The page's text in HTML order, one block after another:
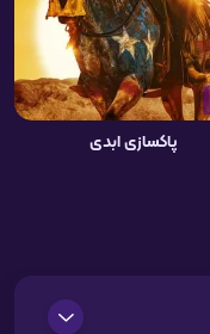
پاکسازی ابدی